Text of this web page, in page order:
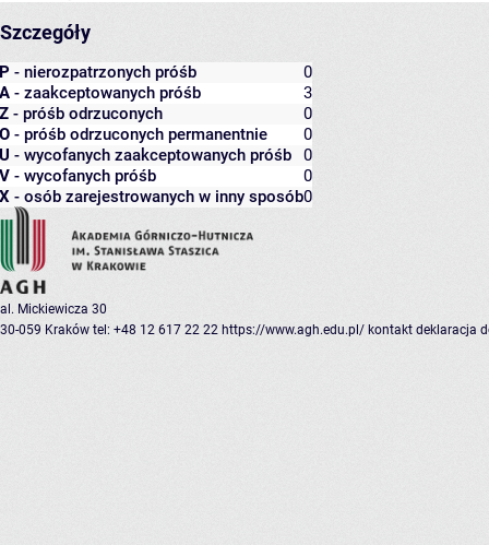
Szczegóły
P - nierozpatrzonych próśb
0
A - zaakceptowanych próśb
3
Z - próśb odrzuconych
0
O - próśb odrzuconych permanentnie
0
U - wycofanych zaakceptowanych próśb
0
V - wycofanych próśb
0
X - osób zarejestrowanych w inny sposób0
al. Mickiewicza 30
30-059 Kraków tel: +48 12 617 22 22 https://www.agh.edu.pl/ kontakt deklaracja